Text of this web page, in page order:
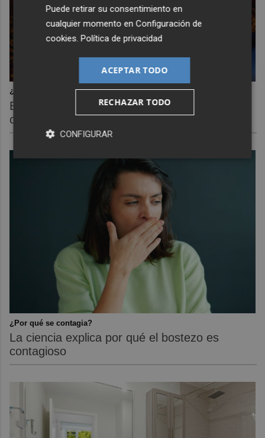
¿Sabías que existen?
Estas criaturas existen y parecen sacadas de
otro planeta
¿Por qué se contagia?
La ciencia explica por qué el bostezo es
contagioso
Puede retirar su consentimiento en
cualquier momento enConfiguración de
cookies .Política de privacidad
ACEPTAR TODO
RECHAZAR TODO
CONFIGURAR